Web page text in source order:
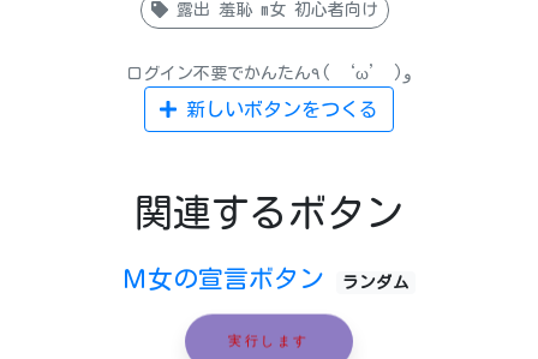
露出 羞恥 m女 初心者向け
ログイン不要でかんたん٩( ‘ω’ )و
新しいボタンをつくる
関連するボタン
Ｍ女の宣言ボタン ランダム
実行します